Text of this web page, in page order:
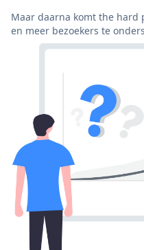
Maar daarna komt the hard
en meer bezoekers te